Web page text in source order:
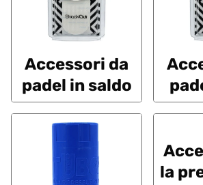
Accessori da
padel in saldo
la